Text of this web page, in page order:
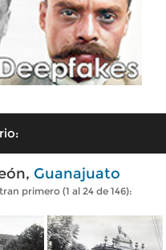
Guanajuato
primero (1 al 24 de 146):